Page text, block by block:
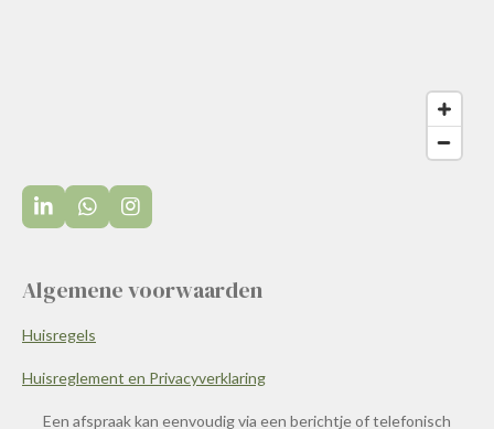
L
i
e
I
W
h
s
p
I
n
a
m
Algemene voorwaarden
Huisregels
Huisreglement en Privacyverklaring
Een afspraak kan eenvoudig via een berichtje of telefonisch